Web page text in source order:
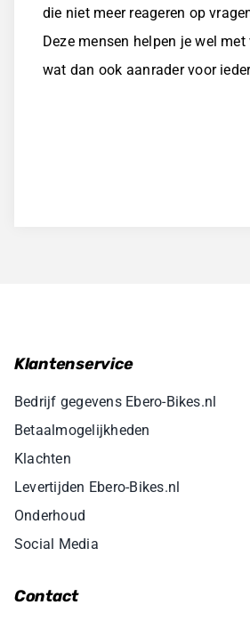
die niet meer reageren op
Deze mensen helpen je wel
wat dan ook aanrader voor
Klantenservice
Bedrijf gegevens Ebero-Bikes.nl
Betaalmogelijkheden
Klachten
Levertijden Ebero-Bikes.nl
Onderhoud
Social Media
Contact